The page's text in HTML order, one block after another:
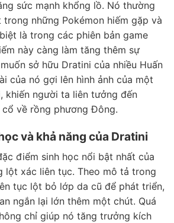
sức mạnh khổng lồ. Nó thường
những Pokémon hiếm gặp và
là trong các phiên bản game
này càng làm tăng thêm sự
sở hữu Dratini của nhiều Huấn
của nó gợi lên hình ảnh của một
khiến người ta liên tưởng đến
cổ về rồng phương Đông.
và khả năng của Dratini
điểm sinh học nổi bật nhất của
lột xác liên tục. Theo mô tả trong
tục lột bỏ lớp da cũ để phát triển,
ngắn lại lớn thêm một chút. Quá
chỉ giúp nó tăng trưởng kích